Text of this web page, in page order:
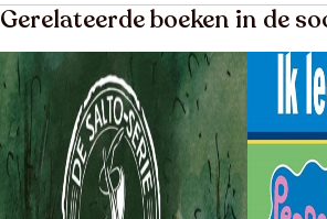
Gerelateerde boeken in de